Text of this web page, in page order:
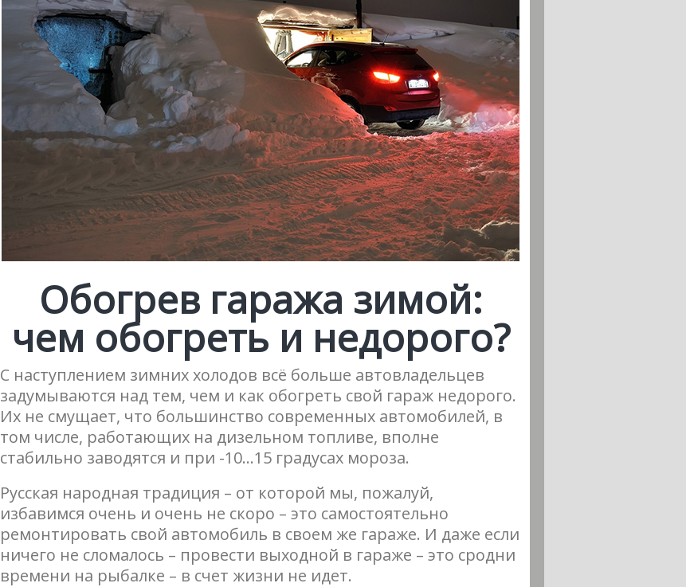
Обогрев гаража зимой:
чем обогреть и недорого?
С наступлением зимних холодов всё больше автовладельцев
задумываются над тем, чем и как обогреть свой гараж недорого.
Их не смущает, что большинство современных автомобилей, в
том числе, работающих на дизельном топливе, вполне
стабильно заводятся и при -10…15 градусах мороза.
Русская народная традиция – от которой мы, пожалуй,
избавимся очень и очень не скоро – это самостоятельно
ремонтировать свой автомобиль в своем же гараже. И даже если
ничего не сломалось – провести выходной в гараже – это сродни
времени на рыбалке – в счет жизни не идет.